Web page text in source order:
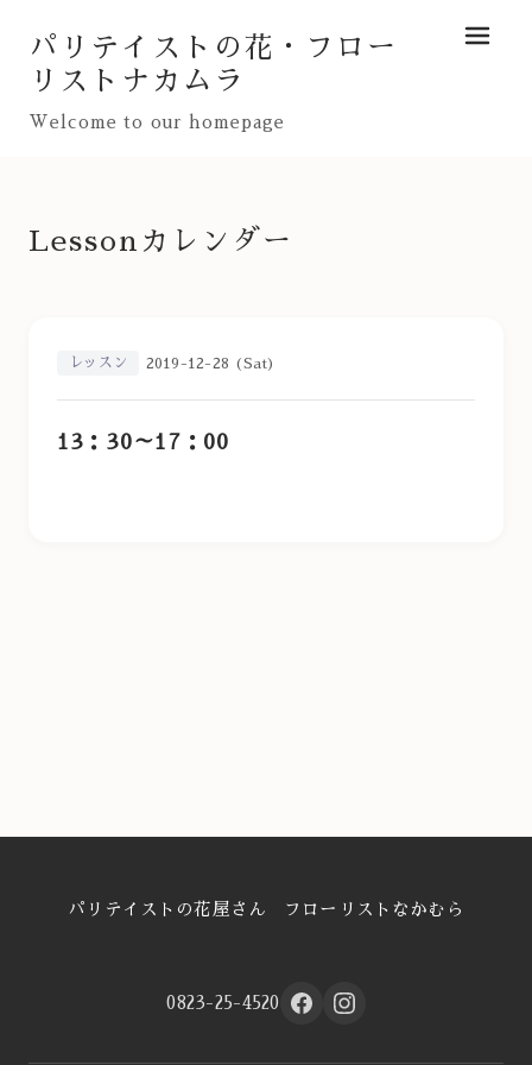
パリテイストの花・フロー
リストナカムラ
Welcome to our homepage
メニュ
Lessonカレンダー
レッスン 2019-12-28 (Sat)
13：30～17：00
パリテイストの花屋さん フローリストなかむら
0823-25-4520